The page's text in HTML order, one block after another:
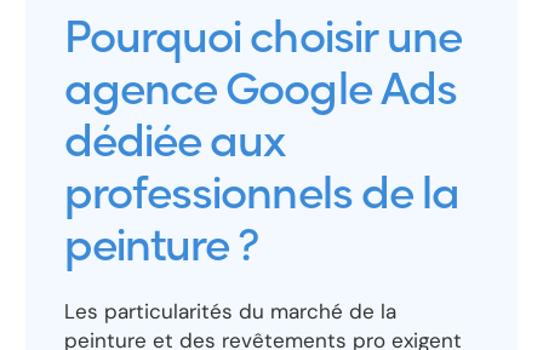
Pourquoi choisir une
agence Google Ads
dédiée aux
professionnels de la
peinture ?
Les particularités du marché de la
peinture et des revêtements pro exigent